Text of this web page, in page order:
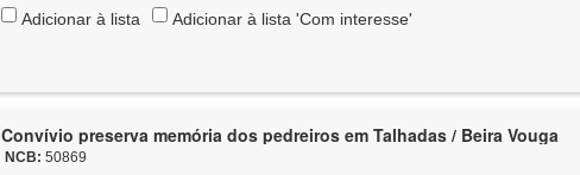
Adicionar à lista Adicionar à lista 'Com interesse'
Convívio preserva memória dos pedreiros em Talhadas / Beira Vouga
NCB:50869